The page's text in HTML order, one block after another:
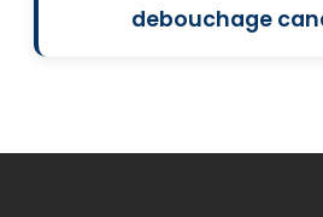
debouchage